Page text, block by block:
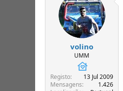
volino
UMM
Registo
13 Jul 2009
Mensagens
1.426